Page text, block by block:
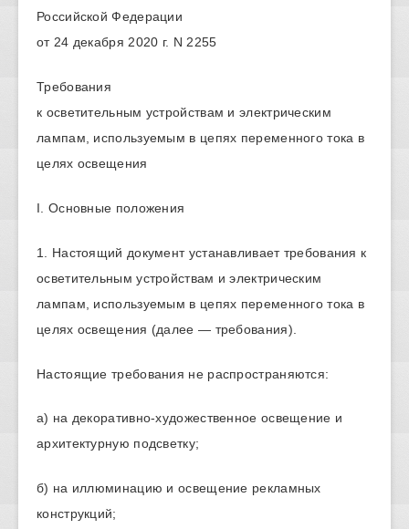
Российской Федерации
от 24 декабря 2020 г. N 2255
Требования
к осветительным устройствам и электрическим
лампам, используемым в цепях переменного тока в
целях освещения
I. Основные положения
1. Настоящий документ устанавливает требования к
осветительным устройствам и электрическим
лампам, используемым в цепях переменного тока в
целях освещения (далее — требования).
Настоящие требования не распространяются:
а) на декоративно-художественное освещение и
архитектурную подсветку;
б) на иллюминацию и освещение рекламных
конструкций;